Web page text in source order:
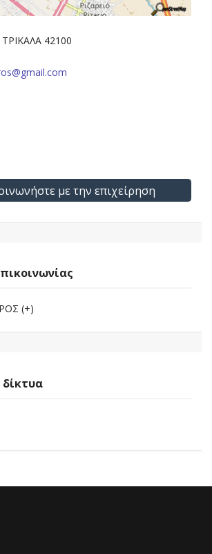
42100
με την επιχείρηση
(+)